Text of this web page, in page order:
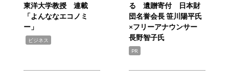
東洋大学教授 連載
「よんななエコノミ
ー」
ビジネス
る 遺贈寄付 日本財
団名誉会長 笹川陽平氏
×フリーアナウンサー
長野智子氏
PR